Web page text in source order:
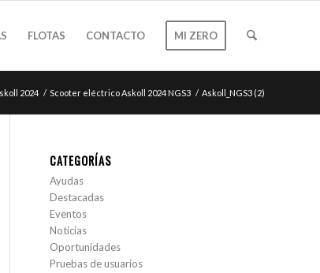
FLOTAS CONTACTO MI ZERO
2024 / Scooter eléctrico Askoll 2024 NGS3 / Askoll_NGS3 (2)
CATEGORÍAS
Ayudas
Destacadas
Eventos
Noticias
Oportunidades
Pruebas de usuarios